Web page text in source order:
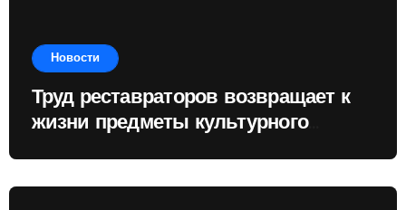
Новости
Труд реставраторов возвращает к
жизни предметы культурного